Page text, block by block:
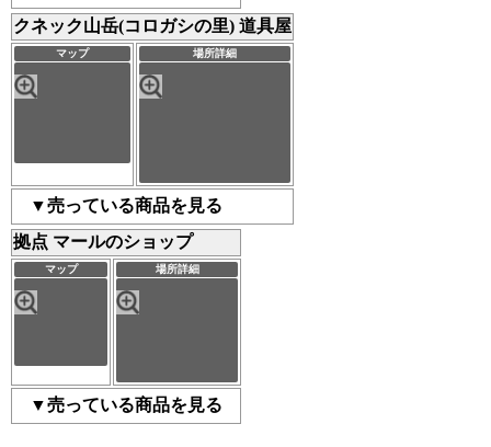
クネック山岳(コロガシの里) 道具屋
マップ 場所詳細
売っている商品を見る
拠点 マールのショップ
マップ 場所詳細
売っている商品を見る